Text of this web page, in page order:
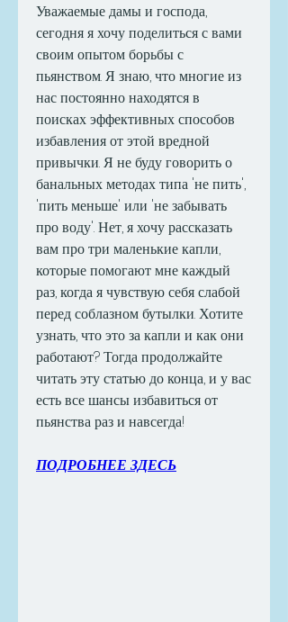
Уважаемые дамы и господа,
сегодня я хочу поделиться с вами
своим опытом борьбы с
пьянством. Я знаю, что многие из
нас постоянно находятся в
поисках эффективных способов
избавления от этой вредной
привычки. Я не буду говорить о
банальных методах типа 'не пить',
'пить меньше' или 'не забывать
про воду'. Нет, я хочу рассказать
вам про три маленькие капли,
которые помогают мне каждый
раз, когда я чувствую себя слабой
перед соблазном бутылки. Хотите
узнать, что это за капли и как они
работают? Тогда продолжайте
читать эту статью до конца, и у вас
есть все шансы избавиться от
пьянства раз и навсегда!
ПОДРОБНЕЕ ЗДЕСЬ